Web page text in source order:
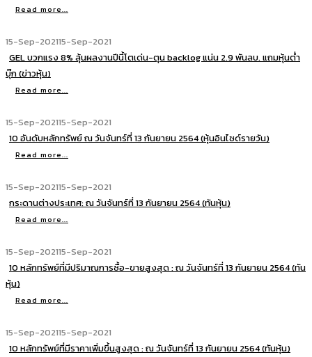
Read more...
15-Sep-202115-Sep-2021
GEL บวกแรง 8% ลุ้นผลงานปีนี้โตเด่น-ตุน backlog แน่น 2.9 พันลบ. แถมหุ้นต่ำ
บุ๊ก (ข่าวหุ้น)
Read more...
15-Sep-202115-Sep-2021
10 อันดับหลักทรัพย์ ณ วันจันทร์ที่ 13 กันยายน 2564 (หุ้นอินไซด์รายวัน)
Read more...
15-Sep-202115-Sep-2021
กระดานต่างประเทศ: ณ วันจันทร์ที่ 13 กันยายน 2564 (ทันหุ้น)
Read more...
15-Sep-202115-Sep-2021
10 หลักทรัพย์ที่มีปริมาณการซื้อ-ขายสูงสุด : ณ วันจันทร์ที่ 13 กันยายน 2564 (ทัน
หุ้น)
Read more...
15-Sep-202115-Sep-2021
10 หลักทรัพย์ที่มีราคาเพิ่มขึ้นสูงสุด : ณ วันจันทร์ที่ 13 กันยายน 2564 (ทันหุ้น)